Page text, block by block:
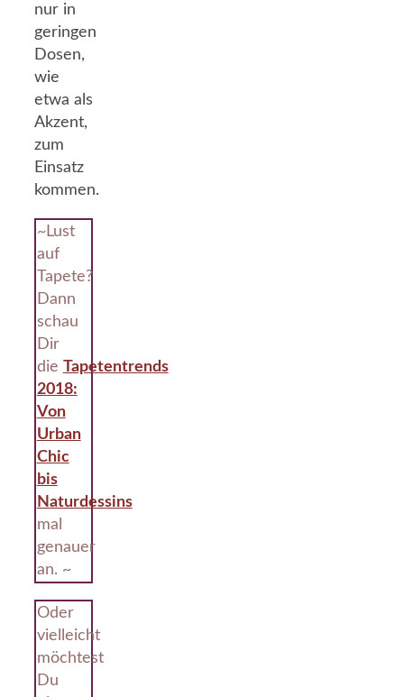
nur in
geringen
Dosen,
wie
etwa als
Akzent,
zum
Einsatz
kommen.
~Lust
auf
Tapete?
Dann
schau
Dir
die Tapetentrends
2018:
Von
Urban
Chic
bis
Naturdessins
mal
genauer
an. ~
Oder
vielleicht
möchtest
Du